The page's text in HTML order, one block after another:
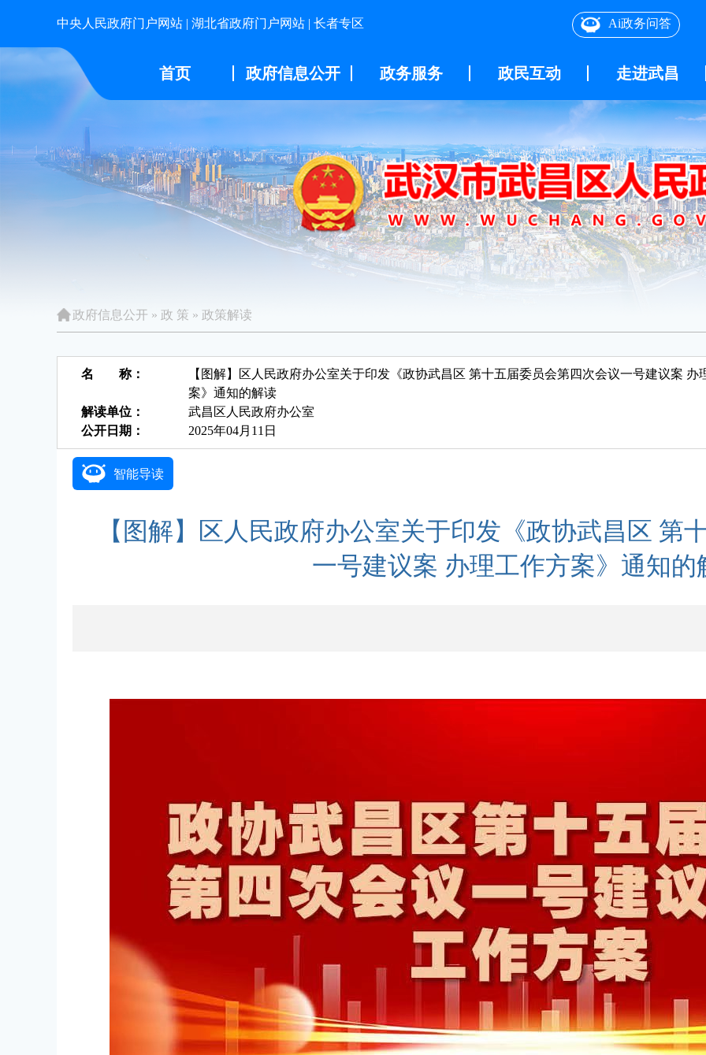
Ai政务问答
中央人民政府门户网站 | 湖北省政府门户网站 | 长者专区
首页 政府信息公开 政务服务 政民互动 走进武昌
政府信息公开 » 政 策 » 政策解读
名 称：
【图解】区人民政府办公室关于印发《政协武昌区 第十五届委员会第四次会议一号建议案 办
案》通知的解读
解读单位：
武昌区人民政府办公室
公开日期：
2025年04月11日
智能导读
【图解】区人民政府办公室关于印发《政协武昌区 第
一号建议案 办理工作方案》通知的